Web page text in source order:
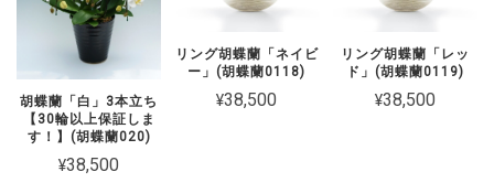
胡蝶蘭「白」3本立ち
【30輪以上保証しま
す！】(胡蝶蘭020)
¥38,500
リング胡蝶蘭「ネイビ
ー」(胡蝶蘭0118)
¥38,500
リング胡蝶蘭「レッ
ド」(胡蝶蘭0119)
¥38,500